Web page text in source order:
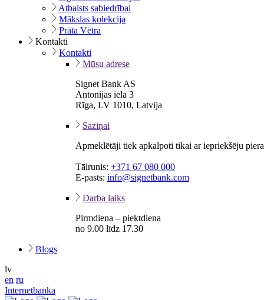
Atbalsts sabiedrībai
Mākslas kolekcija
Prāta Vētra
Kontakti
Kontakti
Mūsu adrese
Signet Bank AS
Antonijas iela 3
Rīga, LV 1010, Latvija
Saziņai
Apmeklētāji tiek apkalpoti tikai ar iepriekšēju
Tālrunis: +371 67 080 000
E-pasts: info@signetbank.com
Darba laiks
Pirmdiena – piektdiena
no 9.00 līdz 17.30
Blogs
lv
en ru
Internetbanka